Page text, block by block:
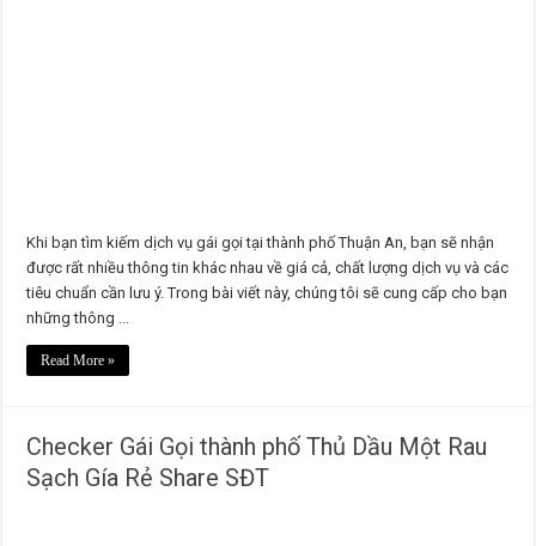
Khi bạn tìm kiếm dịch vụ gái gọi tại thành phố Thuận An, bạn sẽ nhận
được rất nhiều thông tin khác nhau về giá cả, chất lượng dịch vụ và các
tiêu chuẩn cần lưu ý. Trong bài viết này, chúng tôi sẽ cung cấp cho bạn
những thông ...
Read More »
Checker Gái Gọi thành phố Thủ Dầu Một Rau
Sạch Gía Rẻ Share SĐT